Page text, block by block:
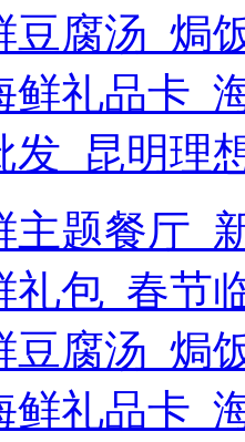
豆腐汤_焗
鲜礼品卡_
发_昆明理
主题餐厅_
礼包_春节
豆腐汤_焗
鲜礼品卡_